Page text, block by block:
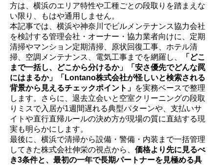
方は、横浜のエリア特性や工種ごとの段取りを踏まえな
い限り、もはや通用しません。
本記事では、横浜や神奈川でビルメンテナンス協力会社
を検討する管理会社・オーナー・協力業者向けに、定期
清掃やマンション定期清掃、原状回復工事、ホテル清
掃、空調メンテナンス、電気工事までを網羅し、
「どこ
まで一括し、どこから分けるか」「安さ優先でどんな罠
にはまるか」「Lontano株式会社が怪しいと検索される
背景から見えるチェックポイント」 を実務ベースで整理
します。さらに、退去立会いと空室クリーニングの段取
りミスで入居が1週間遅れる典型パターンや、支払いサ
イトや直行直帰ルールの決め方が現場の質に直結する現
実も明らかにします。
最後に、横浜で清掃から設備・警備・内装まで一括管理
してきた株式会社伸栄の視点から、 価格より先に見るべ
き3条件と、最初の一年で長期パートナーを見極める具